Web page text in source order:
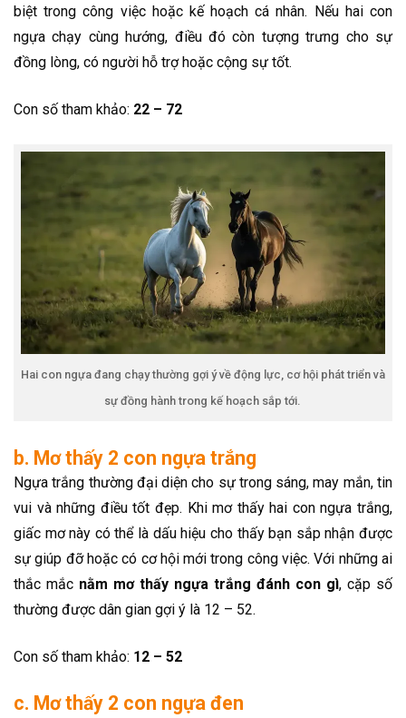
biệt trong công việc hoặc kế hoạch cá nhân. Nếu hai con
ngựa chạy cùng hướng, điều đó còn tượng trưng cho sự
đồng lòng, có người hỗ trợ hoặc cộng sự tốt.
Con số tham khảo: 22 – 72
Hai con ngựa đang chạy thường gợi ý về động lực, cơ hội phát triển và
sự đồng hành trong kế hoạch sắp tới.
b. Mơ thấy 2 con ngựa trắng
Ngựa trắng thường đại diện cho sự trong sáng, may mắn, tin
vui và những điều tốt đẹp. Khi mơ thấy hai con ngựa trắng,
giấc mơ này có thể là dấu hiệu cho thấy bạn sắp nhận được
sự giúp đỡ hoặc có cơ hội mới trong công việc. Với những ai
thắc mắc nằm mơ thấy ngựa trắng đánh con gì, cặp số
thường được dân gian gợi ý là 12 – 52.
Con số tham khảo: 12 – 52
c. Mơ thấy 2 con ngựa đen